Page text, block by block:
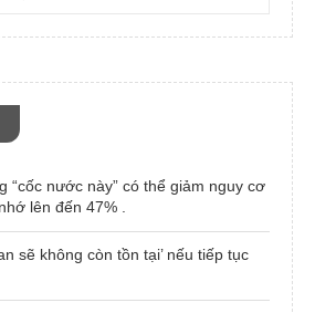
“cốc nước này” có thể giảm nguy cơ
lên đến 47% .
sẽ không còn tồn tại’ nếu tiếp tục